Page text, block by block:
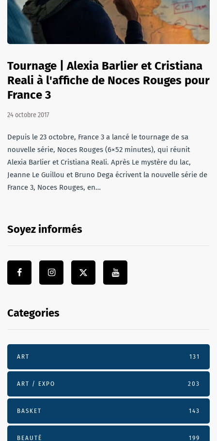
Tournage | Alexia Barlier et Cristiana
Reali à l'affiche de Noces Rouges pour
France 3
24 octobre 2017
Depuis le 23 octobre, France 3 a lancé le tournage de sa
nouvelle série, Noces Rouges (6×52 minutes), qui réunit
Alexia Barlier et Cristiana Reali. Après Le mystère du lac,
Jeanne Le Guillou et Bruno Dega écrivent la nouvelle série de
France 3, Noces Rouges, en…
Soyez informés
Categories
ART 131
ART / EXPO 203
BASKET 143
BEAUTÉ 199